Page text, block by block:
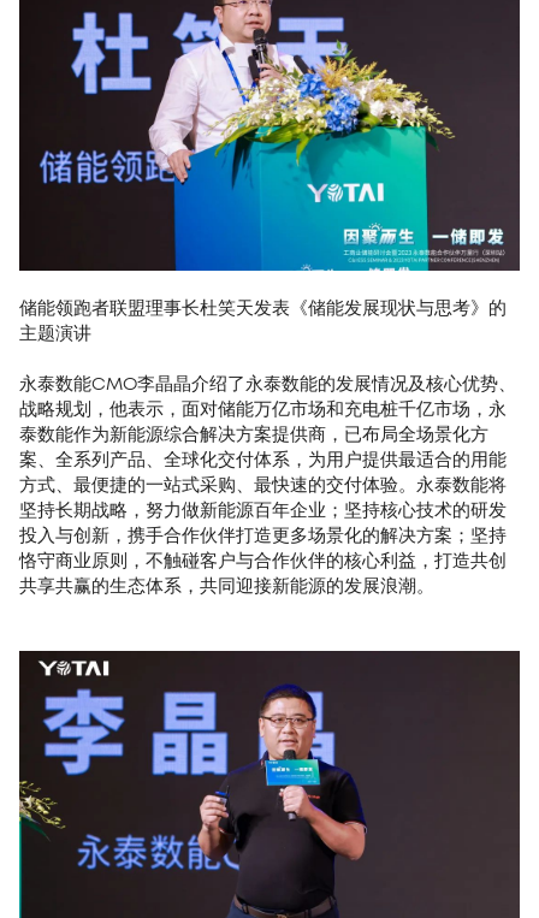
储能领跑者联盟理事长杜笑天发表《储能发展现状与思考》的
主题演讲
永泰数能CMO李晶晶介绍了永泰数能的发展情况及核心优势、
战略规划，他表示，面对储能万亿市场和充电桩千亿市场，永
泰数能作为新能源综合解决方案提供商，已布局全场景化方
案、全系列产品、全球化交付体系，为用户提供最适合的用能
方式、最便捷的一站式采购、最快速的交付体验。永泰数能将
坚持长期战略，努力做新能源百年企业；坚持核心技术的研发
投入与创新，携手合作伙伴打造更多场景化的解决方案；坚持
恪守商业原则，不触碰客户与合作伙伴的核心利益，打造共创
共享共赢的生态体系，共同迎接新能源的发展浪潮。